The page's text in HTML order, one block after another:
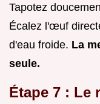
Tapotez
Écalez l'œuf
d'eau froide. La
seule.
Étape 7 : Le